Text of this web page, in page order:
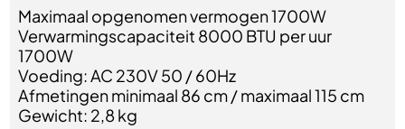
Maximaal opgenomen vermogen 1700W
Verwarmingscapaciteit 8000 BTU per uur
1700W
Voeding: AC 230V 50 / 60Hz
Afmetingen minimaal 86 cm / maximaal 115 cm
Gewicht: 2,8 kg